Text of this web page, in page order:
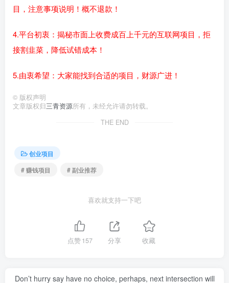
目，注意事项说明！概不退款！
4.平台初衷：揭秘市面上收费成百上千元的互联网项目，拒
接割韭菜，降低试错成本！
5.由衷希望：大家能找到合适的项目，财源广进！
© 版权声明
文章版权归三青资源所有，未经允许请勿转载。
THE END
创业项目
# 赚钱项目
# 副业推荐
喜欢就支持一下吧
点赞157 分享 收藏
Don’t hurry say have no choice, perhaps, next intersection will